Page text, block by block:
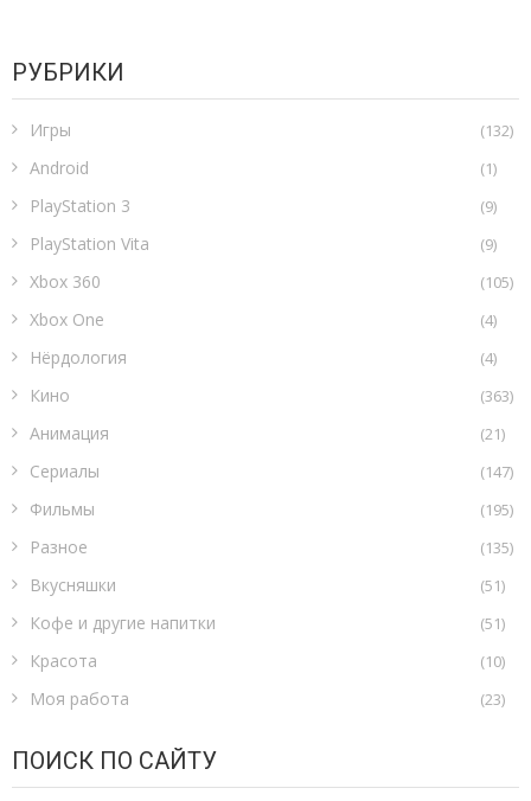
РУБРИКИ
Игры (132)
Android (1)
PlayStation 3 (9)
PlayStation Vita (9)
Xbox 360 (105)
Xbox One (4)
Нёрдология (4)
Кино (363)
Анимация (21)
Сериалы (147)
Фильмы (195)
Разное (135)
Вкусняшки (51)
Кофе и другие напитки (51)
Красота (10)
Моя работа (23)
ПОИСК ПО САЙТУ